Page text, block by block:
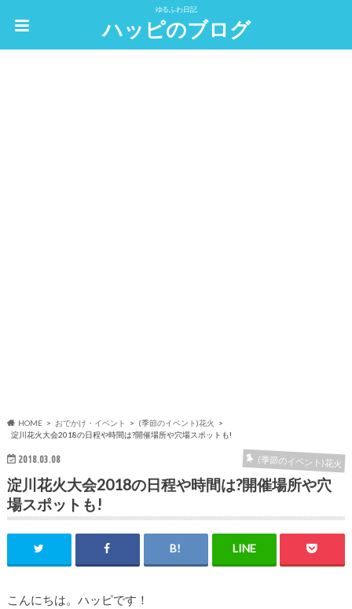
ゆるふわ日記
ハッピのブログ
HOME おでかけ・イベント
(季節のイベント)花火
淀川花火大会2018の日程や時間は?開催場所や穴場スポットも!
2018.03.08 (季節のイベント)花火
淀川花火大会2018の日程や時間は?開催場所や穴
場スポットも!
こんにちは。ハッピです！